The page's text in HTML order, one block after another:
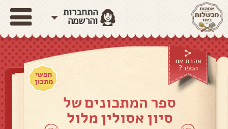
התחברות
והרשמה
אהבת את
הספר?
חפשי
מתכון
ספר המתכונים של
סיון אסולין מלול